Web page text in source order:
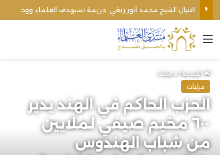
القائمة
الرئيسية/مرئيات
مرئيات
الحزب الحاكم في الهند يدير
٦٠٠ مخيم صيفي لملايين
من شباب الهندوس